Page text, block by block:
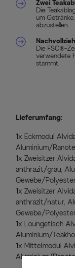
Zwei
Die
um
abzustellen.
Die FSC®-
verwendete
stammt.
Lieferumfang:
1x Eckmodul
Aluminium/
1x Zweisitzer
anthrazit/grau,
Gewebe/
1x Zweisitzer
anthrazit/natur,
Gewebe/
1x Loungetisch
Aluminium/
1x Mittelmodul
Aluminium/